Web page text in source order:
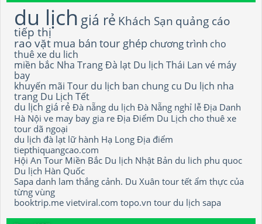
du lịch giá rẻ Khách Sạn quảng cáo
tiếp thị
rao vặt mua bán tour ghép chương trình cho
thuê xe du lich
miền bắc Nha TrangĐà lạt Du lịch Thái Lan vé máy
bay
khuyến mãi Tour du lịch ban chung cu Du lịch nha
trang Du Lịch Tết
du lịch giá rẻĐà nẵng du lịch Đà Nẵng nghỉ lễ Địa Danh
Hà Nội ve may bay gia re Địa Điểm Du Lịch cho thuê xe
tour dã ngoại
du lịch đà lạt lữ hành Hạ Long Địa điểm
tiepthiquangcao.com
Hội An Tour Miền Bắc Du lịch Nhật Bản du lich phu quoc
Du lịch Hàn Quốc
Sapa danh lam thắng cảnh. Du Xuân tour tết ẩm thực của
từng vùng
booktrip.me vietviral.com topo.vn tour du lịch sapa